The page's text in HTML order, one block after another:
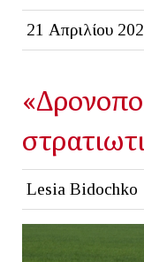
21 Απριλίου
Lesia Bidochko